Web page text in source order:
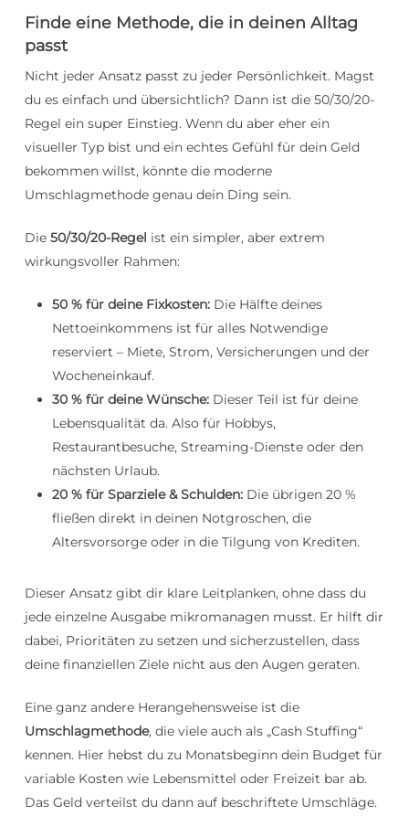
Finde eine Methode, die in deinen Alltag
passt
Nicht jeder Ansatz passt zu jeder Persönlichkeit. Magst
du es einfach und übersichtlich? Dann ist die 50/30/20-
Regel ein super Einstieg. Wenn du aber eher ein
visueller Typ bist und ein echtes Gefühl für dein Geld
bekommen willst, könnte die moderne
Umschlagmethode genau dein Ding sein.
Die 50/30/20-Regel ist ein simpler, aber extrem
wirkungsvoller Rahmen:
50 % für deine Fixkosten:Die Hälfte deines
Nettoeinkommens ist für alles Notwendige
reserviert – Miete, Strom, Versicherungen und der
Wocheneinkauf.
30 % für deine Wünsche:Dieser Teil ist für deine
Lebensqualität da. Also für Hobbys,
Restaurantbesuche, Streaming-Dienste oder den
nächsten Urlaub.
20 % für Sparziele & Schulden:Die übrigen 20 %
fließen direkt in deinen Notgroschen, die
Altersvorsorge oder in die Tilgung von Krediten.
Dieser Ansatz gibt dir klare Leitplanken, ohne dass du
jede einzelne Ausgabe mikromanagen musst. Er hilft dir
dabei, Prioritäten zu setzen und sicherzustellen, dass
deine finanziellen Ziele nicht aus den Augen geraten.
Eine ganz andere Herangehensweise ist die
Umschlagmethode, die viele auch als „Cash Stuffing“
kennen. Hier hebst du zu Monatsbeginn dein Budget für
variable Kosten wie Lebensmittel oder Freizeit bar ab.
Das Geld verteilst du dann auf beschriftete Umschläge.